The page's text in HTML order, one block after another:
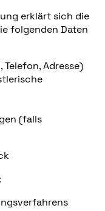
erklärt sich die
folgenden Daten
Adresse)
(falls